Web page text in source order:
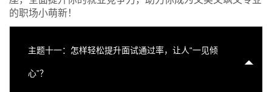
的职场小萌新！
主题十一：怎样轻松提升面试通过率，让人“一见倾
心”？